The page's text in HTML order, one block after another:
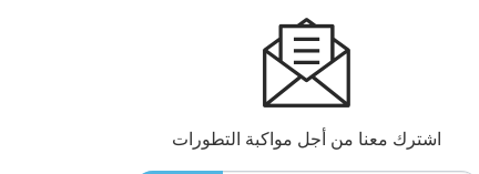
اشترك معنا من أجل مواكبة التطورات